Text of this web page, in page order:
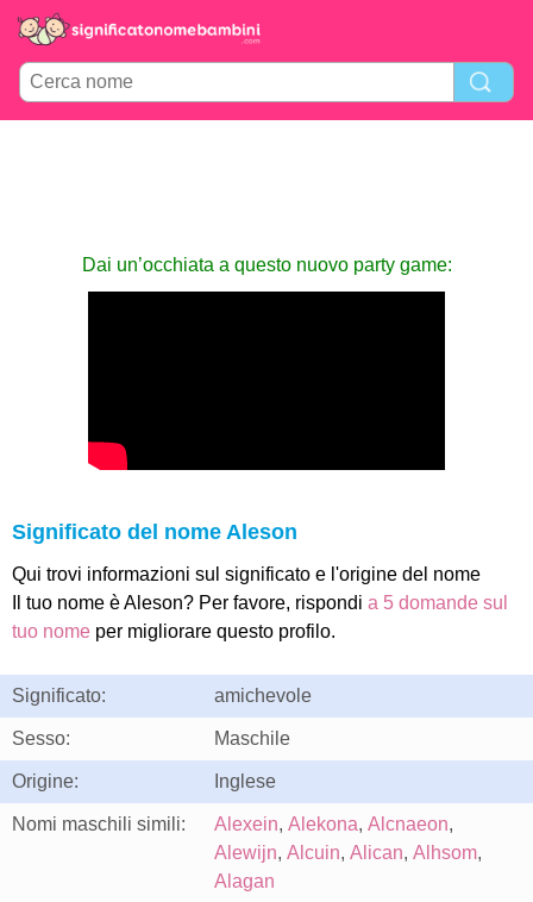
Dai un’occhiata a questo nuovo party game:
Significato del nome Aleson
Qui trovi informazioni sul significato e l'origine del nome
Il tuo nome è Aleson? Per favore, rispondi a 5 domande sul
tuo nome per migliorare questo profilo.
Significato: amichevole
Sesso: Maschile
Origine: Inglese
Nomi maschili simili: Alexein, Alekona, Alcnaeon,
Alewijn, Alcuin, Alican, Alhsom,
Alagan